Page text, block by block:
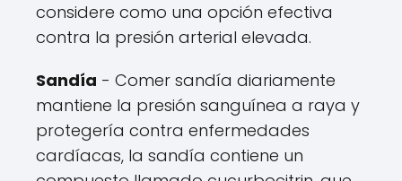
considere como una opción efectiva
contra la presión arterial elevada.
Sandía - Comer sandía diariamente
mantiene la presión sanguínea a raya y
protegería contra enfermedades
cardíacas, la sandía contiene un